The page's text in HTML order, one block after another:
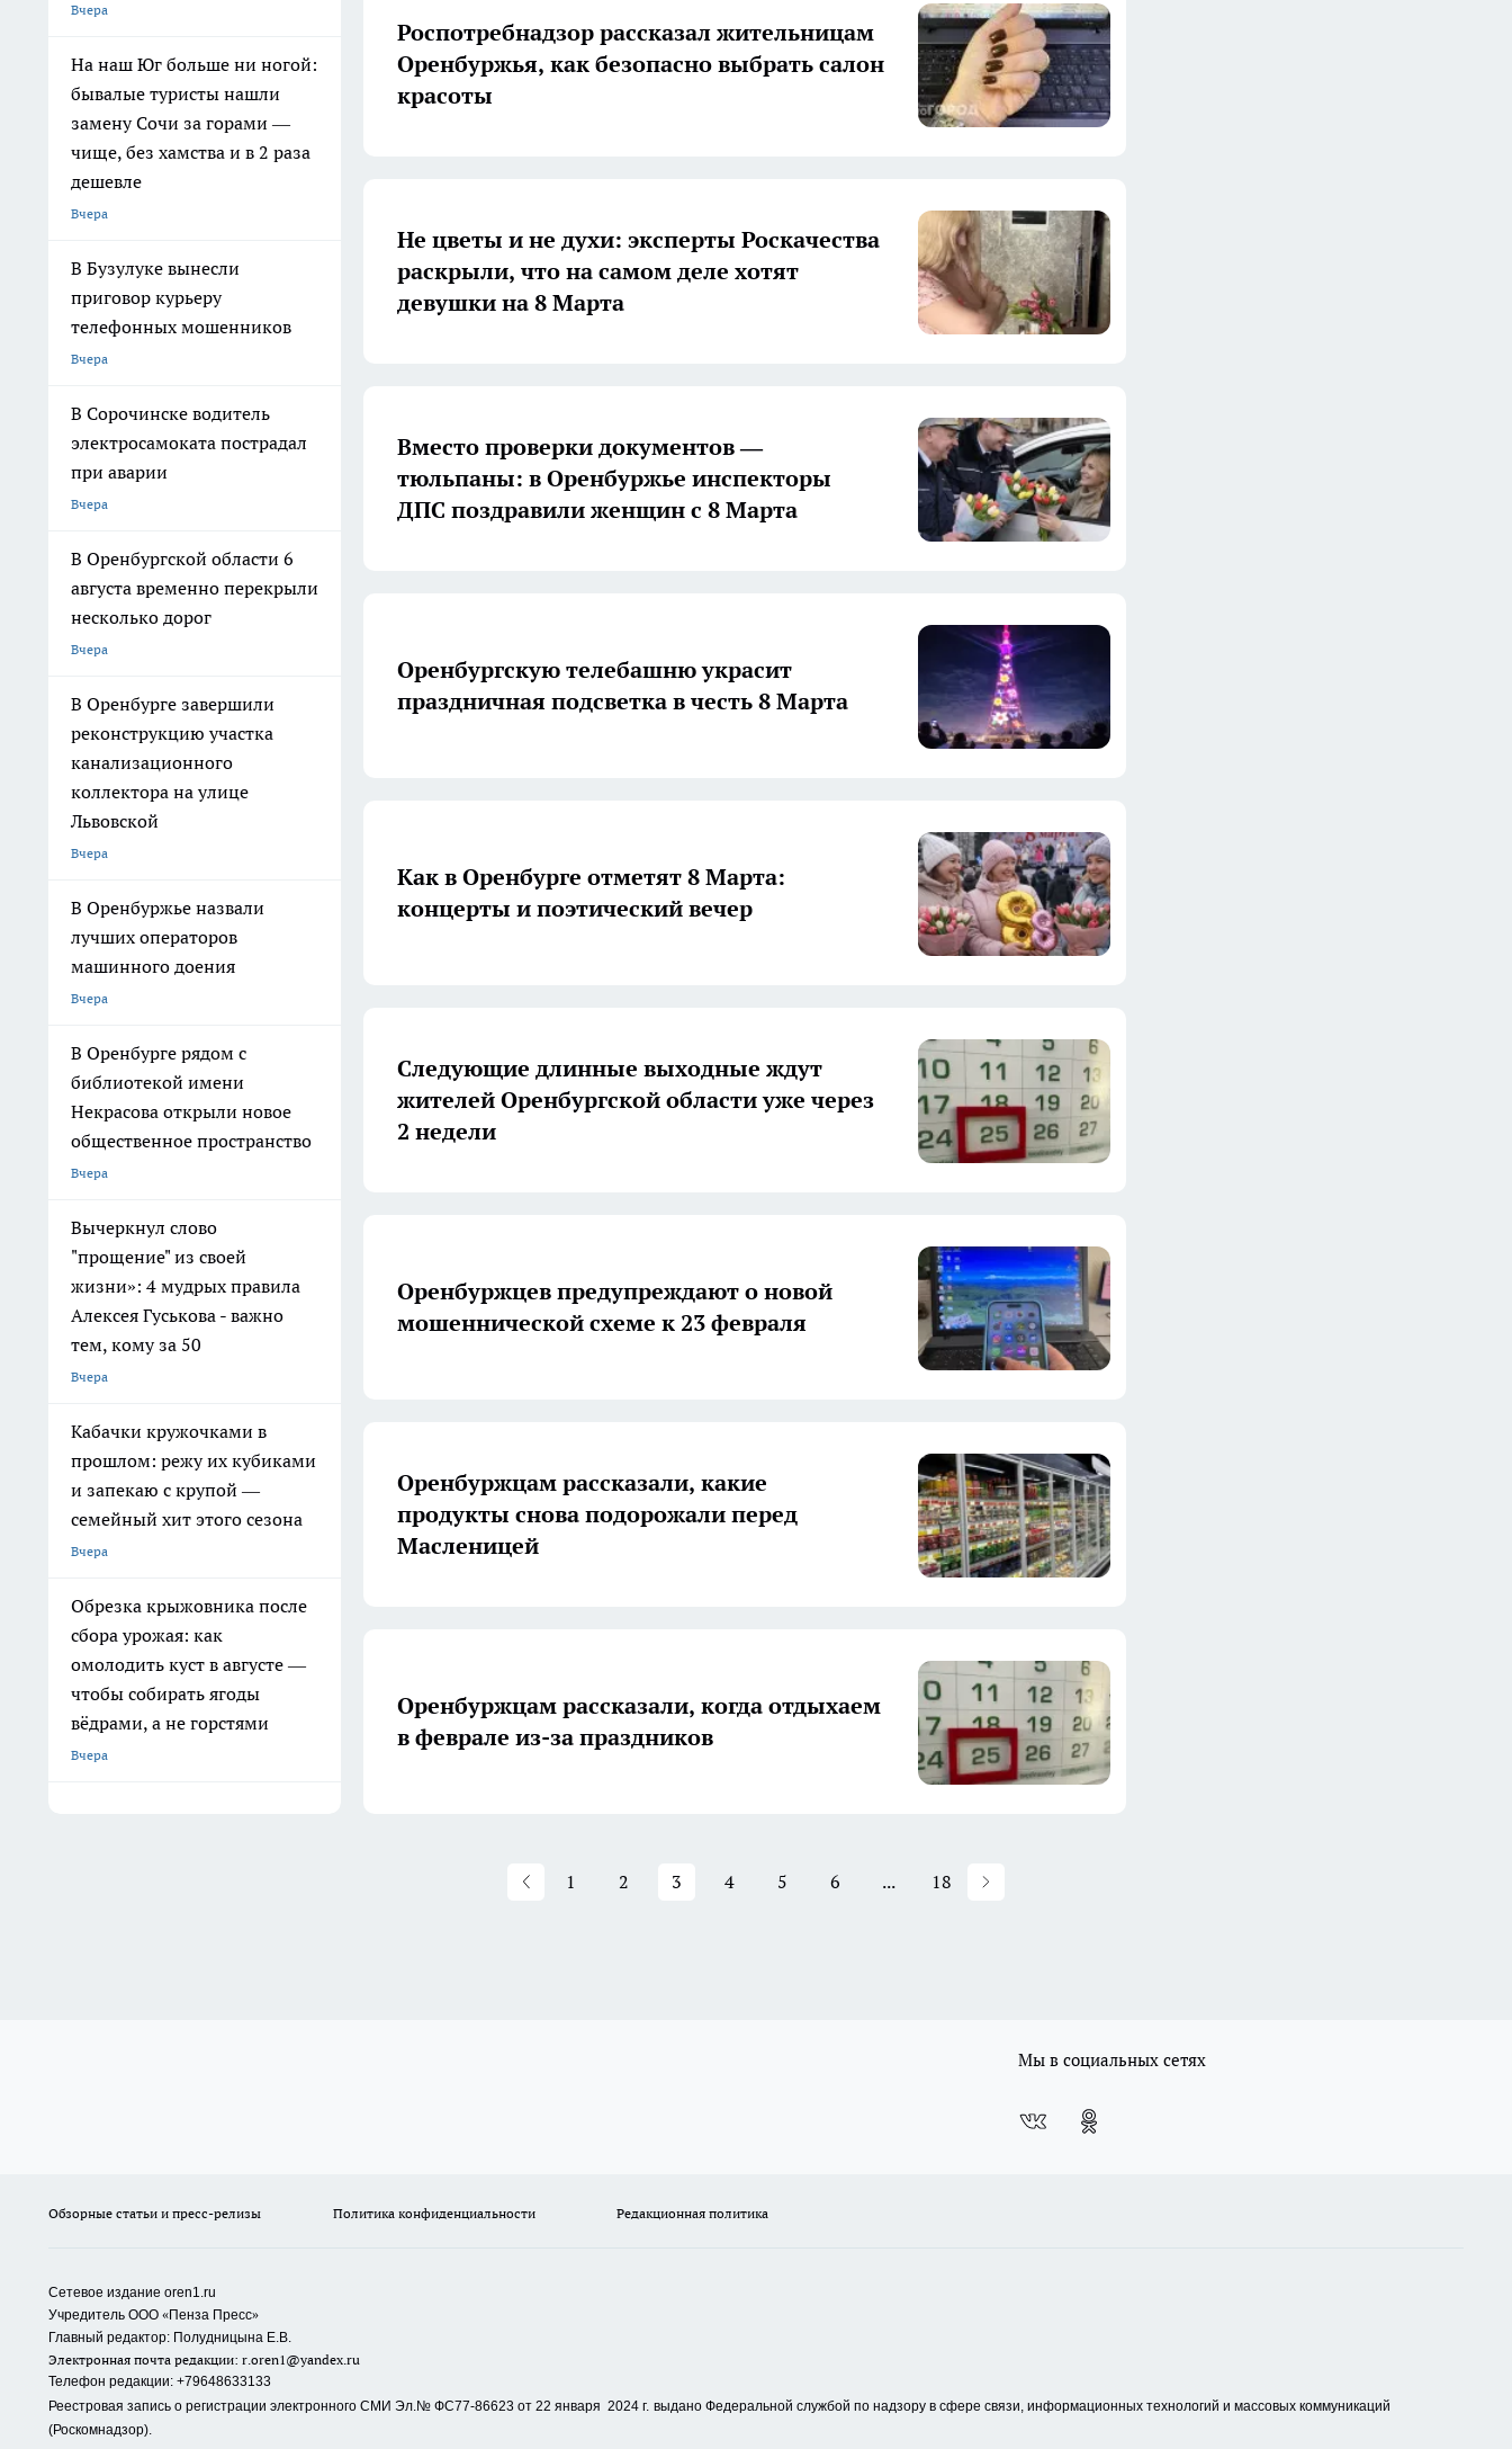
Вчера
На наш Юг больше ни ногой:
бывалые туристы нашли
замену Сочи за горами —
чище, без хамства и в 2 раза
дешевле
Вчера
В Бузулуке вынесли
приговор курьеру
телефонных мошенников
Вчера
В Сорочинске водитель
электросамоката пострадал
при аварии
Вчера
В Оренбургской области 6
августа временно перекрыли
несколько дорог
Вчера
В Оренбурге завершили
реконструкцию участка
канализационного
коллектора на улице
Львовской
Вчера
В Оренбуржье назвали
лучших операторов
машинного доения
Вчера
В Оренбурге рядом с
библиотекой имени
Некрасова открыли новое
общественное пространство
Вчера
Вычеркнул слово
"прощение" из своей
жизни»: 4 мудрых правила
Алексея Гуськова - важно
тем, кому за 50
Вчера
Кабачки кружочками в
прошлом: режу их кубиками
и запекаю с крупой —
семейный хит этого сезона
Вчера
Обрезка крыжовника после
сбора урожая: как
омолодить куст в августе —
чтобы собирать ягоды
вёдрами, а не горстями
Вчера
Роспотребнадзор рассказал жительницам
Оренбуржья, как безопасно выбрать салон
красоты
Не цветы и не духи: эксперты Роскачества
раскрыли, что на самом деле хотят
девушки на 8 Марта
Вместо проверки документов —
тюльпаны: в Оренбуржье инспекторы
ДПС поздравили женщин с 8 Марта
Оренбургскую телебашню украсит
праздничная подсветка в честь 8 Марта
Как в Оренбурге отметят 8 Марта:
концерты и поэтический вечер
Следующие длинные выходные ждут
жителей Оренбургской области уже через
2 недели
Оренбуржцев предупреждают о новой
мошеннической схеме к 23 февраля
Оренбуржцам рассказали, какие
продукты снова подорожали перед
Масленицей
Оренбуржцам рассказали, когда отдыхаем
в феврале из-за праздников
1 2 3 4 5 6 ... 18
Мы в социальных сетях
Обзорные статьи и пресс-релизы Политика конфиденциальности Редакционная политика
Сетевое издание oren1.ru
Учредитель ООО «Пенза Пресс»
Главный редактор: Полудницына Е.В.
Электронная почта редакции: r.oren1@yandex.ru
Телефон редакции: +79648633133
Реестровая запись о регистрации электронного СМИ Эл.№ ФС77-86623 от 22 января 2024 г. выдано Федеральной службой по надзору в сфере связи, информационных технологий и массовых коммуникаций
(Роскомнадзор).